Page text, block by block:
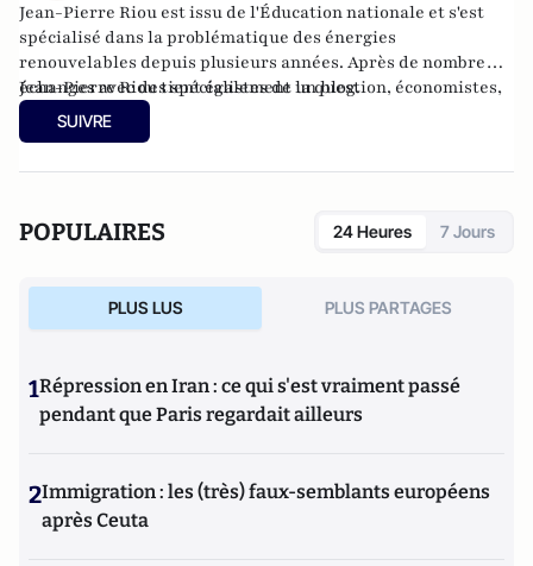
Jean-Pierre Riou est issu de l'Éducation nationale et s'est
spécialisé dans la problématique des énergies
renouvelables depuis plusieurs années. Après de nombreux
échanges avec des spécialistes de la question, économistes,
ingénieurs, chercheurs, experts, il a publié de nombreux
articles, dansL'Expansion
Jean-Pierre Riou tient également unblog.
SUIVRE
POPULAIRES 24 Heures 7 Jours
PLUS LUS PLUS PARTAGES
1Répression en Iran : ce qui s'est vraiment passé
pendant que Paris regardait ailleurs
2Immigration : les (très) faux-semblants européens
après Ceuta